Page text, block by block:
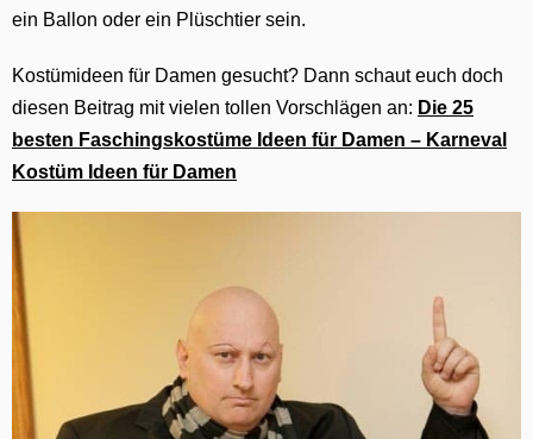
ein Ballon oder ein Plüschtier sein.
Kostümideen für Damen gesucht? Dann schaut euch doch
diesen Beitrag mit vielen tollen Vorschlägen an: Die 25
besten Faschingskostüme Ideen für Damen – Karneval
Kostüm Ideen für Damen